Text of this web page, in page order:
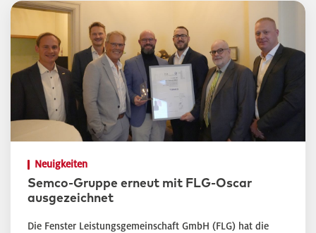
Neuigkeiten
Semco-Gruppe erneut mit FLG-Oscar
ausgezeichnet
Die Fenster Leistungsgemeinschaft GmbH (FLG) hat die